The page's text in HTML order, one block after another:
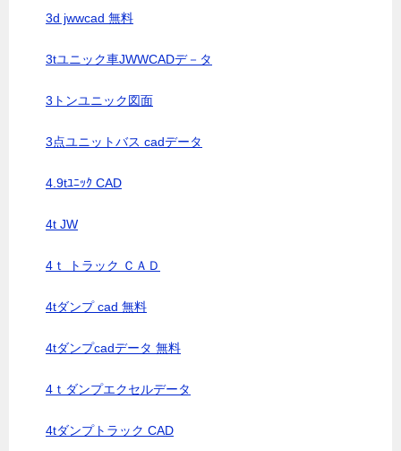
3d jwwcad 無料
3tユニック車JWWCADデ－タ
3トンユニック図面
3点ユニットバス cadデータ
4.9tﾕﾆｯｸ CAD
4t JW
4ｔ トラック ＣＡＤ
4tダンプ cad 無料
4tダンプcadデータ 無料
4ｔダンプエクセルデータ
4tダンプトラック CAD